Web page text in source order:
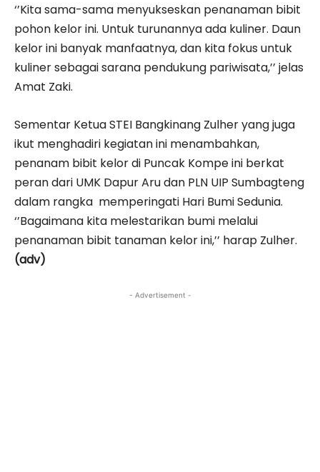
‘’Kita sama-sama menyukseskan penanaman bibit
pohon kelor ini. Untuk turunannya ada kuliner. Daun
kelor ini banyak manfaatnya, dan kita fokus untuk
kuliner sebagai sarana pendukung pariwisata,’’ jelas
Amat Zaki.
Sementar Ketua STEI Bangkinang Zulher yang juga
ikut menghadiri kegiatan ini menambahkan,
penanam bibit kelor di Puncak Kompe ini berkat
peran dari UMK Dapur Aru dan PLN UIP Sumbagteng
dalam rangka memperingati Hari Bumi Sedunia.
‘’Bagaimana kita melestarikan bumi melalui
penanaman bibit tanaman kelor ini,’’ harap Zulher.
(adv)
- Advertisement -